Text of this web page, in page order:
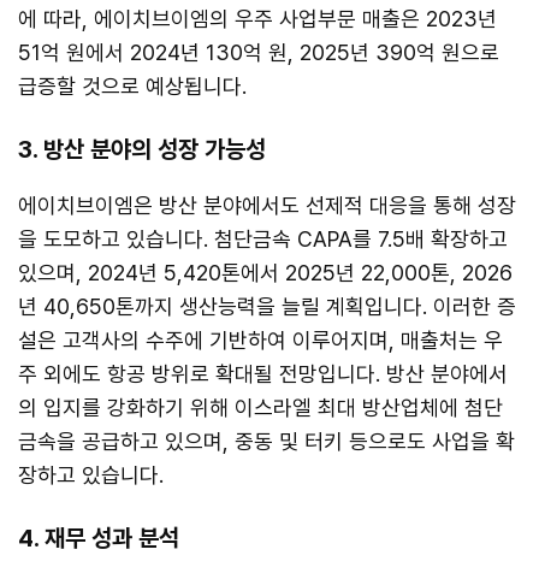
에 따라, 에이치브이엠의 우주 사업부문 매출은 2023년
51억 원에서 2024년 130억 원, 2025년 390억 원으로
급증할 것으로 예상됩니다.
3. 방산 분야의 성장 가능성
에이치브이엠은 방산 분야에서도 선제적 대응을 통해 성장
을 도모하고 있습니다. 첨단금속 CAPA를 7.5배 확장하고
있으며, 2024년 5,420톤에서 2025년 22,000톤, 2026
년 40,650톤까지 생산능력을 늘릴 계획입니다. 이러한 증
설은 고객사의 수주에 기반하여 이루어지며, 매출처는 우
주 외에도 항공 방위로 확대될 전망입니다. 방산 분야에서
의 입지를 강화하기 위해 이스라엘 최대 방산업체에 첨단
금속을 공급하고 있으며, 중동 및 터키 등으로도 사업을 확
장하고 있습니다.
4. 재무 성과 분석